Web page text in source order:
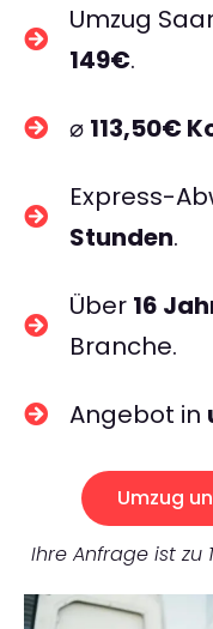
Umzug
149€.
⌀ 113,50€
Express-
Stunden.
Über 16
Branche.
Angebot in
Umzug
Ihre Anfrage ist zu